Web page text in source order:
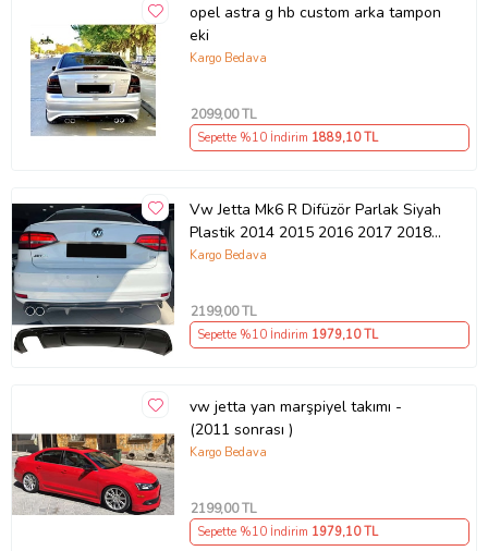
opel astra g hb custom arka tampon
eki
Kargo Bedava
2099,00 TL
Sepette %10 İndirim 1889,10 TL
Vw Jetta Mk6 R Difüzör Parlak Siyah
Plastik 2014 2015 2016 2017 2018
Arka-difizör-bodykit-ek-karlık
Kargo Bedava
2199,00 TL
Sepette %10 İndirim 1979,10 TL
vw jetta yan marşpiyel takımı -
(2011 sonrası )
Kargo Bedava
2199,00 TL
Sepette %10 İndirim 1979,10 TL